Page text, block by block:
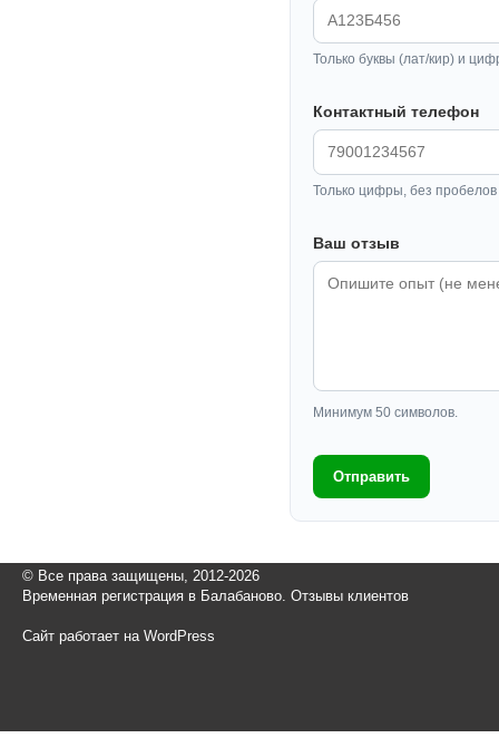
Только буквы (лат/кир) и
Контактный телефон
Только цифры, без
Ваш отзыв
Минимум 50 символов.
Отправить
© Все права защищены, 2012-2026
Временная регистрация в Балабаново. Отзывы клиентов
Сайт работает на WordPress